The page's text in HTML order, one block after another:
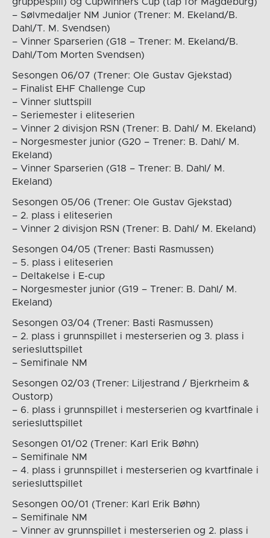
– Sølvmedaljer NM Junior (Trener: M. Ekeland/B.
Dahl/T. M. Svendsen)
– Vinner Sparserien (G18 – Trener: M. Ekeland/B.
Dahl/Tom Morten Svendsen)
Sesongen 06/07 (Trener: Ole Gustav Gjekstad)
– Finalist EHF Challenge Cup
– Vinner sluttspill
– Seriemester i eliteserien
– Vinner 2 divisjon RSN (Trener: B. Dahl/ M. Ekeland)
– Norgesmester junior (G20 – Trener: B. Dahl/ M.
Ekeland)
– Vinner Sparserien (G18 – Trener: B. Dahl/ M.
Ekeland)
Sesongen 05/06 (Trener: Ole Gustav Gjekstad)
– 2. plass i eliteserien
– Vinner 2 divisjon RSN (Trener: B. Dahl/ M. Ekeland)
Sesongen 04/05 (Trener: Basti Rasmussen)
– 5. plass i eliteserien
– Deltakelse i E-cup
– Norgesmester junior (G19 – Trener: B. Dahl/ M.
Ekeland)
Sesongen 03/04 (Trener: Basti Rasmussen)
– 2. plass i grunnspillet i mesterserien og 3. plass i
seriesluttspillet
– Semifinale NM
Sesongen 02/03 (Trener: Liljestrand / Bjerkrheim &
Oustorp)
– 6. plass i grunnspillet i mesterserien og kvartfinale i
seriesluttspillet
Sesongen 01/02 (Trener: Karl Erik Bøhn)
– Semifinale NM
– 4. plass i grunnspillet i mesterserien og kvartfinale i
seriesluttspillet
Sesongen 00/01 (Trener: Karl Erik Bøhn)
– Semifinale NM
– Vinner av grunnspillet i mesterserien og 2. plass i